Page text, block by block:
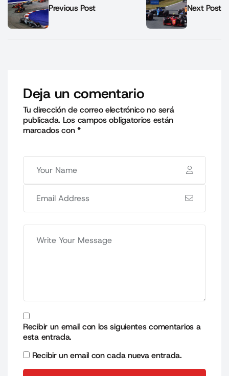
Previous Post Next Post
Deja un comentario
Tu dirección de correo electrónico no será
publicada. Los campos obligatorios están
marcados con*
Recibir un email con los siguientes comentarios a
esta entrada.
Recibir un email con cada nueva entrada.